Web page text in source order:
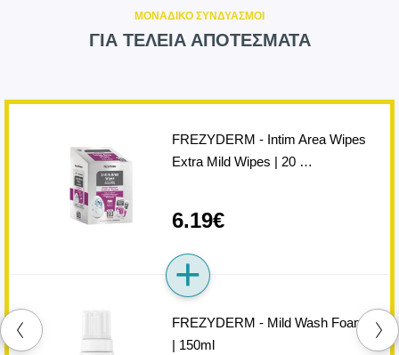
ΜΟΝΑΔΙΚΟ ΣΥΝΔΥΑΣΜΟΙ
ΓΙΑ ΤΕΛΕΙΑ ΑΠΟΤΕΣΜΑΤΑ
FREZYDERM - Intim Area Wipes
Extra Mild Wipes | 20 …
6.19€
FREZYDERM - Mild Wash Foam
| 150ml